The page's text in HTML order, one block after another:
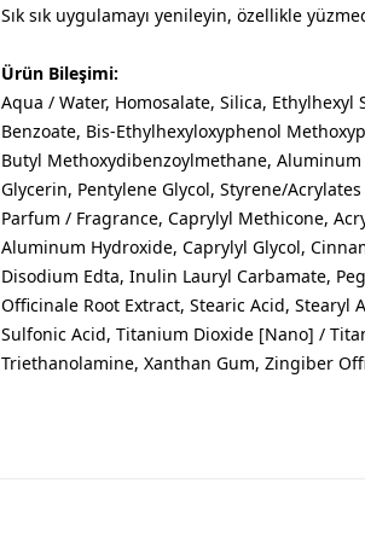
​Sık sık uygulamayı yenileyin, özellikle
Ürün Bileşimi:
Aqua / Water, Homosalate, Silica, Ethylhexyl
Benzoate, Bis-Ethylhexyloxyphenol
Butyl Methoxydibenzoylmethane,
Glycerin, Pentylene Glycol, Styrene/
Parfum / Fragrance, Caprylyl Methicone,
Aluminum Hydroxide, Caprylyl Glycol,
Disodium Edta, Inulin Lauryl Carbamate,
Officinale Root Extract, Stearic Acid,
Sulfonic Acid, Titanium Dioxide [Nano] /
Triethanolamine, Xanthan Gum, Zingiber